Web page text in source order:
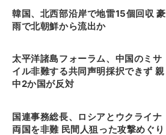
韓国、北西部沿岸で地雷15個回収 豪
雨で北朝鮮から流出か
太平洋諸島フォーラム、中国のミサ
イル非難する共同声明採択できず 親
中2か国が反対
国連事務総長、ロシアとウクライナ
両国を非難 民間人狙った攻撃めぐり